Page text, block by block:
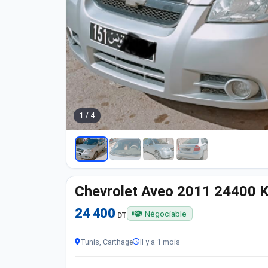
1 / 4
Chevrolet Aveo 2011 24400
24 400 DT Négociable
Tunis, Carthage Il y a 1 mois